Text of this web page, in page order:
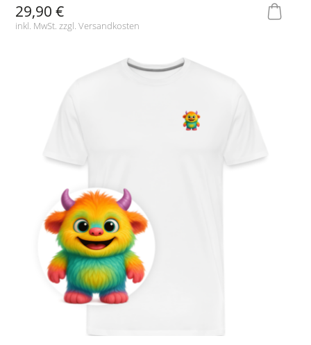
29,90 €
inkl. MwSt. zzgl.Versandkosten